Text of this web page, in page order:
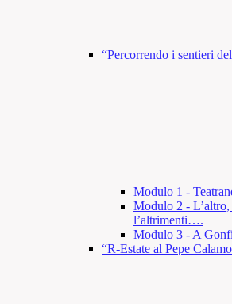
“Percorrendo i sentieri
Modulo 1 -
Modulo 2 - L’altro,
l’altrimenti….
Modulo 3 - A
“R-Estate al Pepe